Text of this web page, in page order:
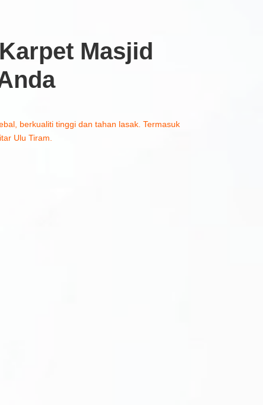
Masjid
berkualiti tinggi dan tahan lasak. Termasuk
Ulu Tiram.